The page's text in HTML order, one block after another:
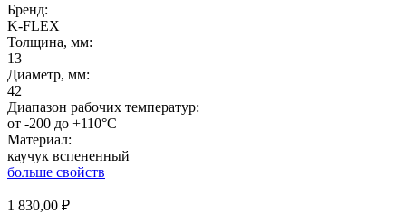
Бренд:
K-FLEX
Толщина, мм:
13
Диаметр, мм:
42
Диапазон рабочих температур:
от -200 до +110°C
Материал:
каучук вспененный
больше свойств
1 830,00 ₽